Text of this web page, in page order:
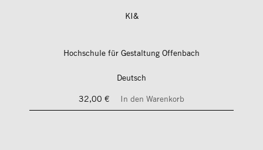
KI&
Hochschule für Gestaltung Offenbach
Deutsch
32,00 €
In den Warenkorb